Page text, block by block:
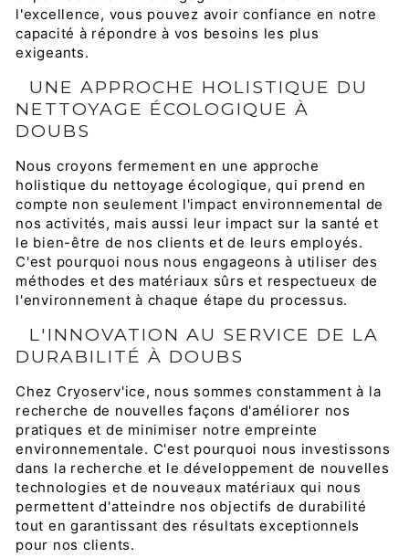
l'excellence, vous pouvez avoir confiance en notre
capacité à répondre à vos besoins les plus
exigeants.
UNE APPROCHE HOLISTIQUE DU
NETTOYAGE ÉCOLOGIQUE À
DOUBS
Nous croyons fermement en une approche
holistique du nettoyage écologique, qui prend en
compte non seulement l'impact environnemental de
nos activités, mais aussi leur impact sur la santé et
le bien-être de nos clients et de leurs employés.
C'est pourquoi nous nous engageons à utiliser des
méthodes et des matériaux sûrs et respectueux de
l'environnement à chaque étape du processus.
L'INNOVATION AU SERVICE DE LA
DURABILITÉ À DOUBS
Chez Cryoserv'ice, nous sommes constamment à la
recherche de nouvelles façons d'améliorer nos
pratiques et de minimiser notre empreinte
environnementale. C'est pourquoi nous investissons
dans la recherche et le développement de nouvelles
technologies et de nouveaux matériaux qui nous
permettent d'atteindre nos objectifs de durabilité
tout en garantissant des résultats exceptionnels
pour nos clients.